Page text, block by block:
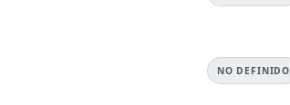
NO DEFINIDO